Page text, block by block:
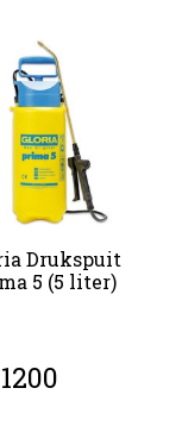
Drukspuit
5 (5 liter)